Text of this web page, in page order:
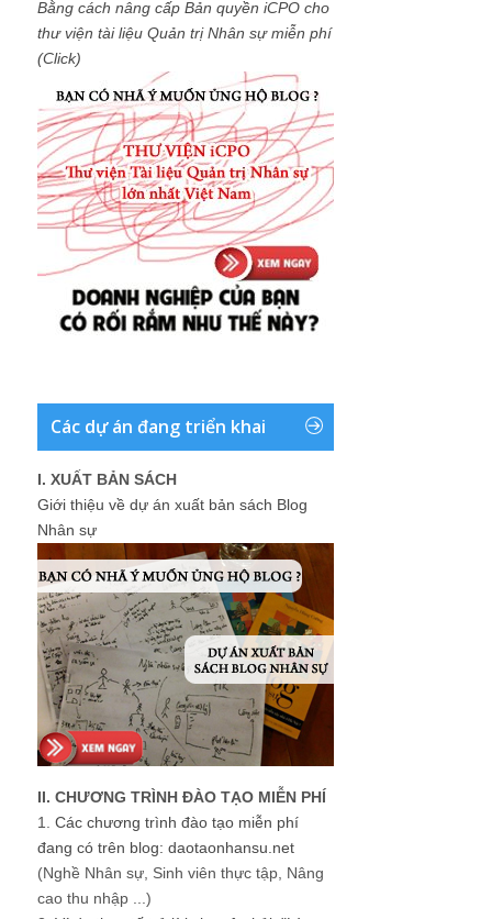
Bằng cách nâng cấp Bản quyền iCPO cho
thư viện tài liệu Quản trị Nhân sự miễn phí
(Click)
Các dự án đang triển khai
I. XUẤT BẢN SÁCH
Giới thiệu về dự án xuất bản sách Blog
Nhân sự
II. CHƯƠNG TRÌNH ĐÀO TẠO MIỄN PHÍ
1. Các chương trình đào tạo miễn phí
đang có trên blog: daotaonhansu.net
(Nghề Nhân sự, Sinh viên thực tập, Nâng
cao thu nhập ...)